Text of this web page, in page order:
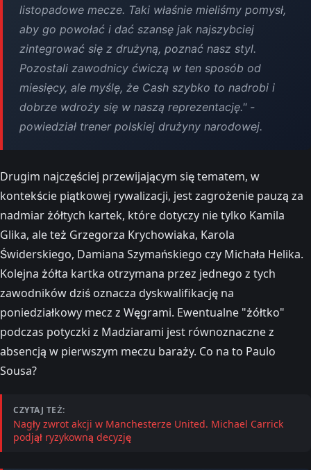
listopadowe mecze. Taki właśnie mieliśmy pomysł,
aby go powołać i dać szansę jak najszybciej
zintegrować się z drużyną, poznać nasz styl.
Pozostali zawodnicy ćwiczą w ten sposób od
miesięcy, ale myślę, że Cash szybko to nadrobi i
dobrze wdroży się w naszą reprezentację." -
powiedział trener polskiej drużyny narodowej.
Drugim najczęściej przewijającym się tematem, w
kontekście piątkowej rywalizacji, jest zagrożenie pauzą za
nadmiar żółtych kartek, które dotyczy nie tylko Kamila
Glika, ale też Grzegorza Krychowiaka, Karola
Świderskiego, Damiana Szymańskiego czy Michała Helika.
Kolejna żółta kartka otrzymana przez jednego z tych
zawodników dziś oznacza dyskwalifikację na
poniedziałkowy mecz z Węgrami. Ewentualne "żółtko"
podczas potyczki z Madziarami jest równoznaczne z
absencją w pierwszym meczu baraży. Co na to Paulo
Sousa?
CZYTAJ TEŻ:
Nagły zwrot akcji w Manchesterze United. Michael Carrick
podjął ryzykowną decyzję